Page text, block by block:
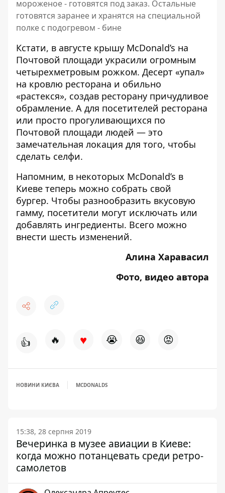
мороженое - готовятся под заказ. Остальные
готовятся заранее и хранятся на специальной
полке с подогревом - бине
Кстати, в августе крышу McDonald’s на
Почтовой площади украсили огромным
четырехметровым рожком. Десерт «упал»
на кровлю ресторана и обильно
«растекся», создав ресторану причудливое
обрамление. А для посетителей ресторана
или просто прогуливающихся по
Почтовой площади людей — это
замечательная локация для того, чтобы
сделать селфи.
Напомним, в некоторых McDonald’s в
Киеве теперь можно собрать свой
бургер. Чтобы разнообразить вкусовую
гамму, посетители могут исключать или
добавлять ингредиенты. Всего можно
внести шесть изменений.
Алина Харавасил
Фото, видео автора
👍 🔥 ♥ 😭 😆 😡
НОВИНИ КИЄВА MCDONALDS
15:38, 28 серпня 2019
Вечеринка в музее авиации в Киеве:
когда можно потанцевать среди ретро-
самолетов